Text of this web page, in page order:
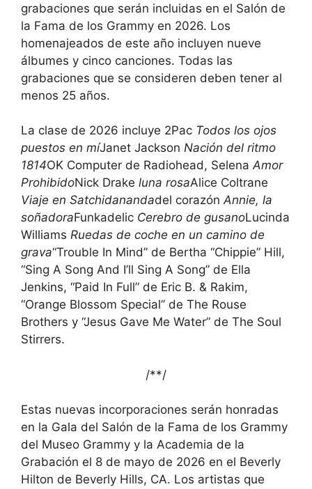
grabaciones que serán incluidas en el Salón de
la Fama de los Grammy en 2026. Los
homenajeados de este año incluyen nueve
álbumes y cinco canciones. Todas las
grabaciones que se consideren deben tener al
menos 25 años.
La clase de 2026 incluye 2Pac Todos los ojos
puestos en míJanet Jackson Nación del ritmo
1814OK Computer de Radiohead, SelenaAmor
ProhibidoNick Drake luna rosaAlice Coltrane
Viaje en Satchidanandadel corazónAnnie, la
soñadoraFunkadelic Cerebro de gusanoLucinda
Williams Ruedas de coche en un camino de
grava“Trouble In Mind” de Bertha “Chippie” Hill,
“Sing A Song And I’ll Sing A Song” de Ella
Jenkins, “Paid In Full” de Eric B. & Rakim,
“Orange Blossom Special” de The Rouse
Brothers y “Jesus Gave Me Water” de The Soul
Stirrers.
/**/
Estas nuevas incorporaciones serán honradas
en la Gala del Salón de la Fama de los Grammy
del Museo Grammy y la Academia de la
Grabación el 8 de mayo de 2026 en el Beverly
Hilton de Beverly Hills, CA. Los artistas que